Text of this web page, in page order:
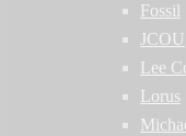
Fossil
JCOU
Lee
Lorus